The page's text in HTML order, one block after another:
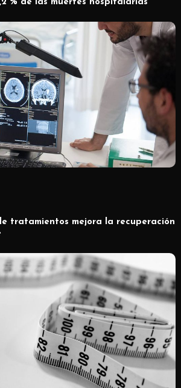
% de las muertes hospitalarias
tratamientos mejora la recuperación